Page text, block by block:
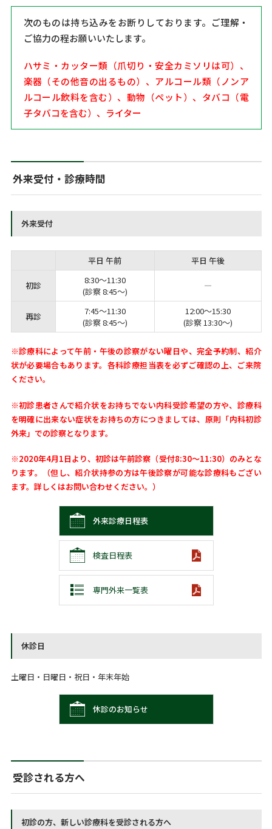
次のものは持ち込みをお断りしております。ご理解・
ご協力の程お願いいたします。
ハサミ・カッター類（爪切り・安全カミソリは可）、
楽器（その他音の出るもの）、アルコール類（ノンア
ルコール飲料を含む）、動物（ペット）、タバコ（電
子タバコを含む）、ライター
外来受付・診療時間
外来受付
平日 午前 平日 午後
初診
8:30～11:30
(診察 8:45～)
―
再診
7:45～11:30
(診察 8:45～)
12:00～15:30
(診察 13:30～)
※診療科によって午前・午後の診察がない曜日や、完全予約制、紹介
状が必要場合もあります。 各科診療担当表を必ずご確認の上、ご来院
ください。
※初診患者さんで紹介状をお持ちでない内科受診希望の方や、診療科
を明確に出来ない症状をお持ちの方につきましては、原則「内科初診
外来」での診察となります。
※2020年4月1日より、初診は午前診察（受付8:30～11:30）のみとな
ります。
（但し、紹介状持参の方は午後診察が可能な診療科もござい
ます。詳しくはお問い合わせください。）
外来診療日程表
検査日程表
専門外来一覧表
休診日
土曜日・日曜日・祝日・年末年始
休診のお知らせ
受診される方へ
初診の方、新しい診療科を受診される方へ